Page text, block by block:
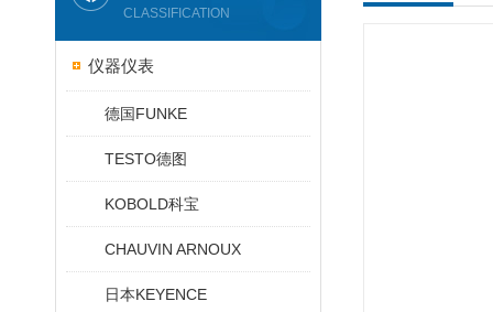
CLASSIFICATION
仪器仪表
德国FUNKE
TESTO德图
KOBOLD科宝
CHAUVIN ARNOUX
日本KEYENCE